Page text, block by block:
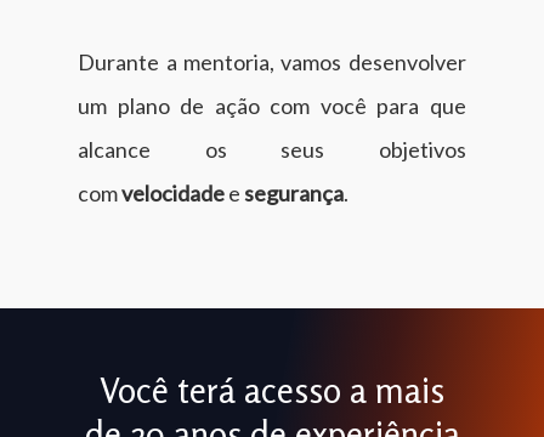
Durante a mentoria, vamos desenvolver
um plano de ação com você para que
alcance os seus objetivos
comvelocidadeesegurança.
Você terá acesso a mais